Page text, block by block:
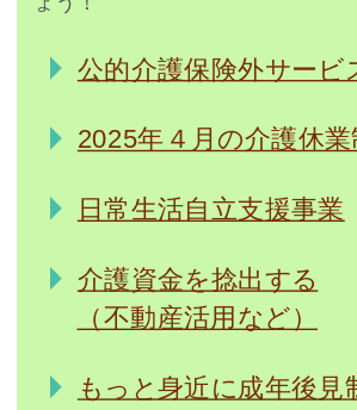
公的介護保険外サービ
2025年４月の介護休
日常生活自立支援事業
介護資金を捻出する
（不動産活用など）
もっと身近に成年後見